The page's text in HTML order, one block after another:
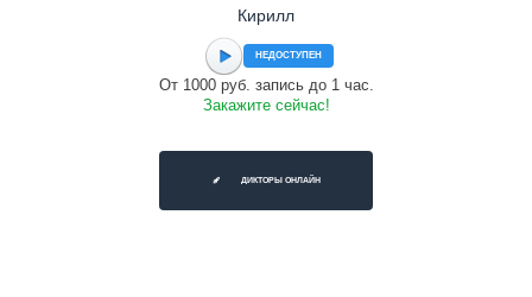
Кирилл
НЕДОСТУПЕН
От 1000 руб. запись до 1 час.
Закажите сейчас!
ДИКТОРЫ ОНЛАЙН